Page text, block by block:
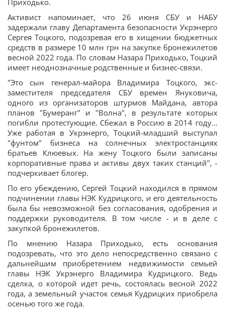
Приходько.
Активист напоминает, что 26 июня СБУ и НАБУ
задержали главу Департамента безопасности Укрэнерго
Сергея Тоцкого, подозревая его в хищении бюджетных
средств в размере 10 млн грн на закупке бронежилетов
весной 2022 года. По словам Назара Приходько, Тоцкий
имеет неоднозначные родственные и бизнес-связи.
"Это сын генерал-майора Владимира Тоцкого, экс-
заместителя председателя СБУ времен Януковича,
одного из организаторов штурмов Майдана, автора
планов "Бумеранг" и "Волна", в результате которых
погибли протестующие. Сбежал в Россию в 2014 году...
Уже работая в Укрэнерго, Тоцкий-младший выступал
"фунтом" бизнеса на солнечных электростанциях
братьев Клюевых. На жену Тоцкого были записаны
корпоративные права и активы двух таких станций", -
подчеркивает блогер.
По его убеждению, Сергей Тоцкий находился в прямом
подчинении главы НЭК Кудрицкого, и его деятельность
была бы невозможной без согласования, одобрения и
поддержки руководителя. В том числе - и в деле с
закупкой бронежилетов.
По мнению Назара Приходько, есть основания
подозревать, что это дело непосредственно связано с
дальнейшим приобретением недвижимости семьей
главы НЭК Укрэнерго Владимира Кудрицкого. Ведь
сделка, о которой идет речь, состоялась весной 2022
года, а земельный участок семья Кудрицких приобрела
осенью того же года.